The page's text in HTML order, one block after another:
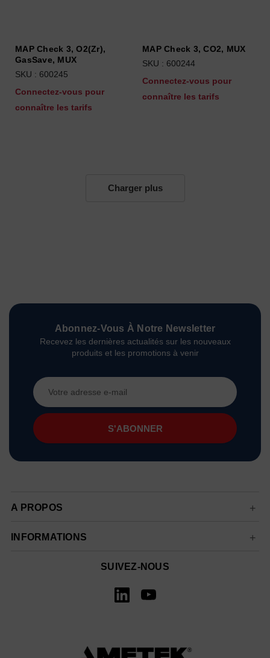
MAP Check 3, O2(Zr),
GasSave, MUX
SKU : 600245
Connectez-vous pour
connaître les tarifs
MAP Check 3, CO2, MUX
SKU : 600244
Connectez-vous pour
connaître les tarifs
Charger plus
Abonnez-Vous À Notre Newsletter
Recevez les dernières actualités sur les nouveaux
produits et les promotions à venir
Adresse
e-
mail
A PROPOS
INFORMATIONS
SUIVEZ-NOUS